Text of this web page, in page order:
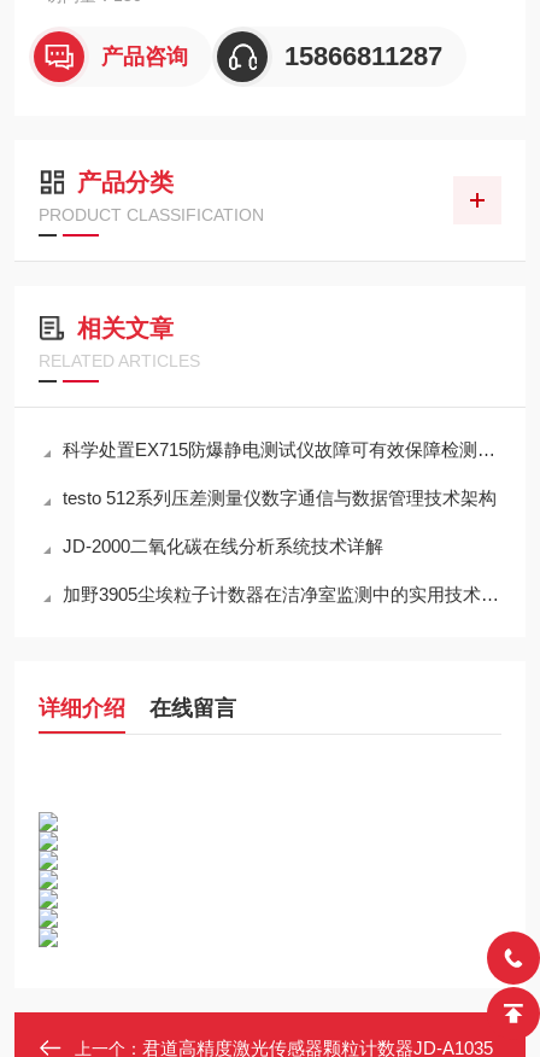
产品咨询 15866811287
产品分类
PRODUCT CLASSIFICATION
相关文章
RELATED ARTICLES
科学处置EX715防爆静电测试仪故障可有效保障检测工作正常开展
testo 512系列压差测量仪数字通信与数据管理技术架构
JD-2000二氧化碳在线分析系统技术详解
加野3905尘埃粒子计数器在洁净室监测中的实用技术解析
详细介绍 在线留言
上一个： 君道高精度激光传感器颗粒计数器JD-A1035